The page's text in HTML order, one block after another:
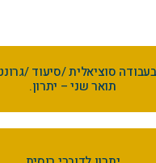
סוציאלית /סיעוד /
תואר שני – יתרון.